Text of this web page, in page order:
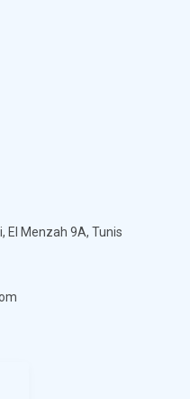
El Menzah 9A, Tunis